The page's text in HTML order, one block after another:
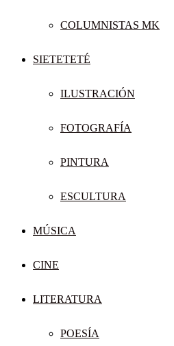
COLUMNISTAS MK
SIETETETÉ
ILUSTRACIÓN
FOTOGRAFÍA
PINTURA
ESCULTURA
MÚSICA
CINE
LITERATURA
POESÍA